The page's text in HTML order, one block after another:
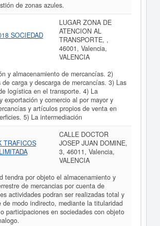
de zonas azules.
SOCIEDAD
LUGAR ZONA DE
ATENCION AL
TRANSPORTE, ,
46001, Valencia,
VALENCIA
y almacenamiento de mercancías. 2)
de carga y descarga de mercancías. 3) Las
logística en el transporte. 4) La
exportación y comercio al por mayor y
y artículos propios de venta en
5) La intermediación
TRAFICOS
CALLE DOCTOR
JOSEP JUAN DOMINE,
3, 46011, Valencia,
VALENCIA
tendra por objeto el almacenamiento y
de mercancias por cuenta de
actividades podran ser realizadas total y
de modo indirecto, mediante la titularidad
participaciones en sociedades con objeto